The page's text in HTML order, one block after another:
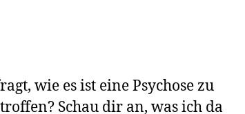
wie es ist eine Psychose zu
Schau dir an, was ich da